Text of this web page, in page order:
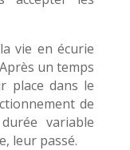
vie en écurie
un temps
place dans le
de
variable
leur passé.